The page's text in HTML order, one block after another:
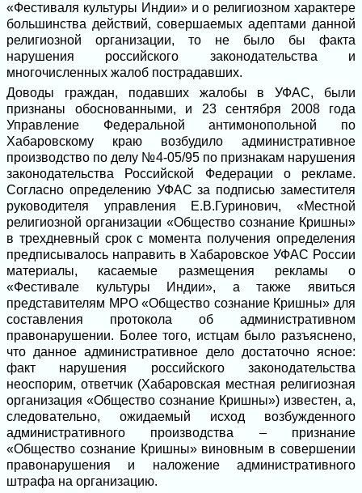
«Фестиваля культуры Индии» и о религиозном характере
большинства действий, совершаемых адептами данной
религиозной организации, то не было бы факта
нарушения российского законодательства и
многочисленных жалоб пострадавших.
Доводы граждан, подавших жалобы в УФАС, были
признаны обоснованными, и 23 сентября 2008 года
Управление Федеральной антимонопольной по
Хабаровскому краю возбудило административное
производство по делу №4-05/95 по признакам нарушения
законодательства Российской Федерации о рекламе.
Согласно определению УФАС за подписью заместителя
руководителя управления Е.В.Гуринович, «Местной
религиозной организации «Общество сознание Кришны»
в трехдневный срок с момента получения определения
предписывалось направить в Хабаровское УФАС России
материалы, касаемые размещения рекламы о
«Фестивале культуры Индии», а также явиться
представителям МРО «Общество сознание Кришны» для
составления протокола об административном
правонарушении. Более того, истцам было разъяснено,
что данное административное дело достаточно ясное:
факт нарушения российского законодательства
неоспорим, ответчик (Хабаровская местная религиозная
организация «Общество сознание Кришны») известен, а,
следовательно, ожидаемый исход возбужденного
административного производства – признание
«Общество сознание Кришны» виновным в совершении
правонарушения и наложение административного
штрафа на организацию.